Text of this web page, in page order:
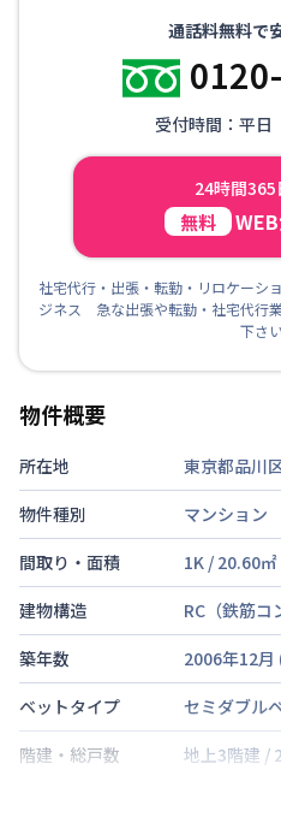
通話料無料で
受付時間：平
24時間365
無料
社宅代行・出張・転勤・リロケーシ
ジネス 急な出張や転勤・社宅代行
下さい
物件概要
所在地
東京都品川
物件種別
マンション
間取り・面積
1K / 20.60㎡
建物構造
RC（鉄筋コ
築年数
2006年12月
ベットタイプ
セミダブル
階建・総戸数
地上3階建 /